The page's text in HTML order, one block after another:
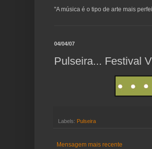
"A música é o tipo de arte mais
04/04/07
Pulseira... Festival
Labels: Pulseira
Mensagem mais recente